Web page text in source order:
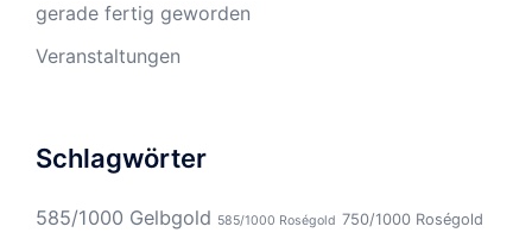
gerade fertig geworden
Veranstaltungen
Schlagwörter
585/1000 Gelbgold 585/1000 Roségold 750/1000 Roségold